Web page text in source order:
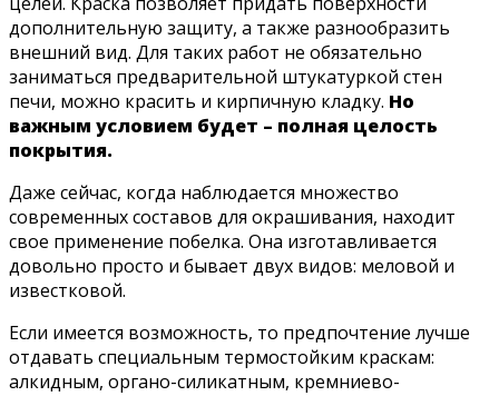
дополнительную защиту, а также разнообразить
внешний вид. Для таких работ не обязательно
заниматься предварительной штукатуркой стен
печи, можно красить и кирпичную кладку. Но
важным условием будет – полная целость
покрытия.
Даже сейчас, когда наблюдается множество
современных составов для окрашивания, находит
свое применение побелка. Она изготавливается
довольно просто и бывает двух видов: меловой и
известковой.
Если имеется возможность, то предпочтение лучше
отдавать специальным термостойким краскам:
алкидным, органо-силикатным, кремниево-